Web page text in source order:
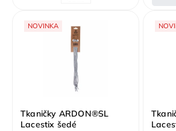
NOVINKA
Tkaničky ARDON®SL
Lacestix šedé